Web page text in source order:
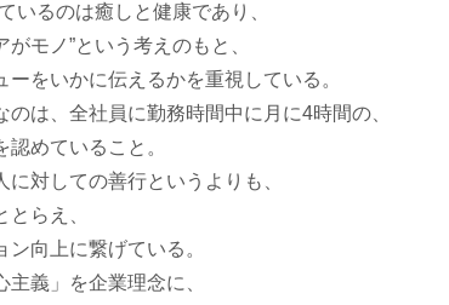
いるのは癒しと健康であり、
モノ”という考えのもと、
ーをいかに伝えるかを重視している。
のは、全社員に勤務時間中に月に4時間の、
めていること。
に対しての善行というよりも、
らえ、
向上に繋げている。
義」を企業理念に、